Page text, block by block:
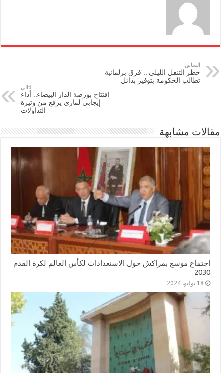
السابق
حظر التنقل الليلي .. فرق برلمانية
تطالب الحكومة بتوفير بدائل
التالي
افتتاح بورصة الدار البيضاء.. أداء
إيجابي لمازي يرفع من وتيرة
التداولات
مقالات مشابهة
اجتماع موسع بمراكش حول الاستعدادات لكأس العالم لكرة القدم
2030
18 يوليو، 2024